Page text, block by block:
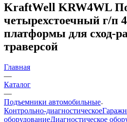
KraftWell KRW4WL
четырехстоечный г/п
платформы для сход-
траверсой
Главная
—
Каталог
—
Подъемники автомобильные
Контрольно-диагностическое
оборудованиеДиагностическое